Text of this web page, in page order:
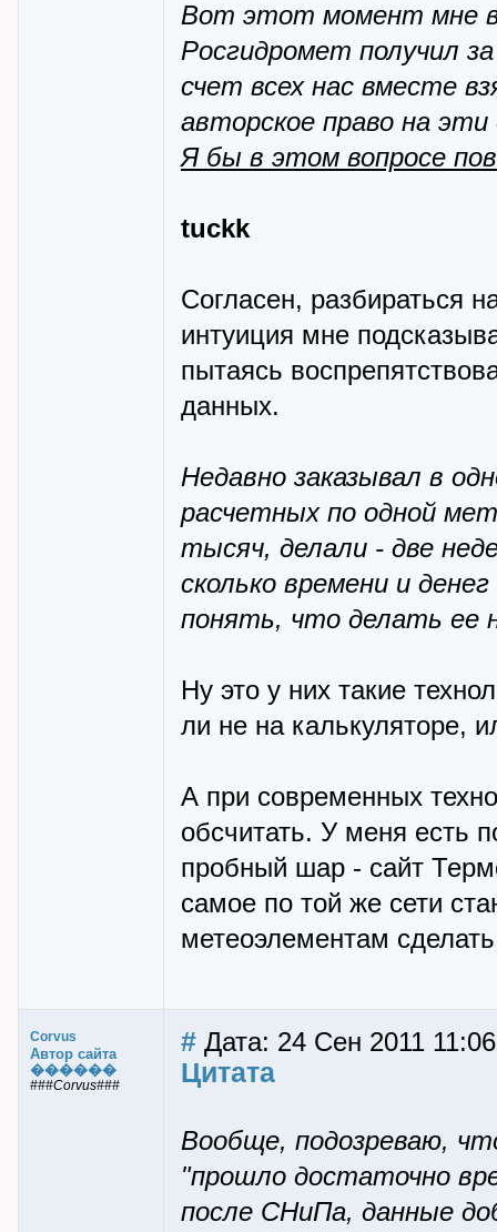
Вот этот момент мне
Росгидромет получил
счет всех нас вместе
авторское право на эти
Я бы в этом вопросе
tuckk
Согласен, разбираться
интуиция мне
пытаясь
данных.
Недавно заказывал в
расчетных по одной
тысяч, делали - две
сколько времени и
понять, что делать ее
Ну это у них такие
ли не на калькуляторе,
А при современных
обсчитать. У меня есть
пробный шар - сайт
самое по той же сети
метеоэлементам
Corvus
Автор сайта
������
###Corvus###
# Дата: 24 Сен 2011 11:06
Цитата
Вообще, подозреваю,
"прошло достаточно
после СНиПа, данные